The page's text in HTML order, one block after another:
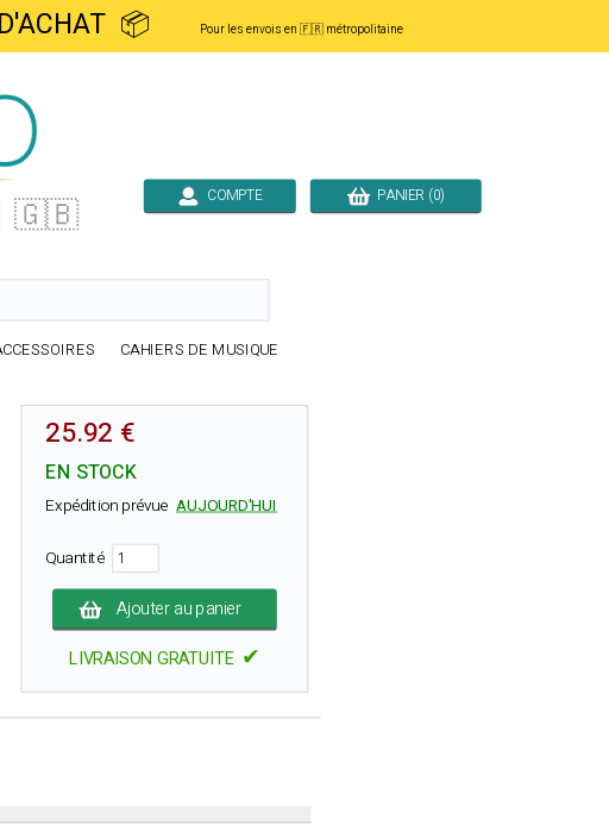
D'ACHAT 📦 Pour les envois en 🇫🇷 métropolitaine
🇬🇧 COMPTE PANIER (0)
CAHIERS DE MUSIQUE
25.92 €
EN STOCK
Expédition prévue AUJOURD'HUI
Quantité
Ajouter au panier
LIVRAISON GRATUITE ✔